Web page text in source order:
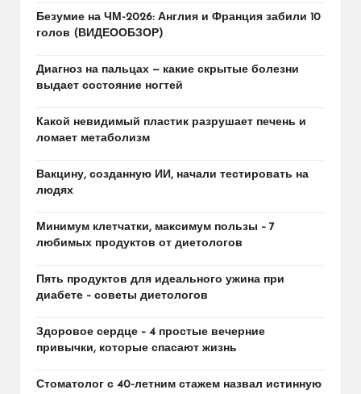
Безумие на ЧМ-2026: Англия и Франция забили 10
голов (ВИДЕООБЗОР)
Диагноз на пальцах — какие скрытые болезни
выдает состояние ногтей
Какой невидимый пластик разрушает печень и
ломает метаболизм
Вакцину, созданную ИИ, начали тестировать на
людях
Минимум клетчатки, максимум пользы – 7
любимых продуктов от диетологов
Пять продуктов для идеального ужина при
диабете – советы диетологов
Здоровое сердце – 4 простые вечерние
привычки, которые спасают жизнь
Стоматолог с 40-летним стажем назвал истинную